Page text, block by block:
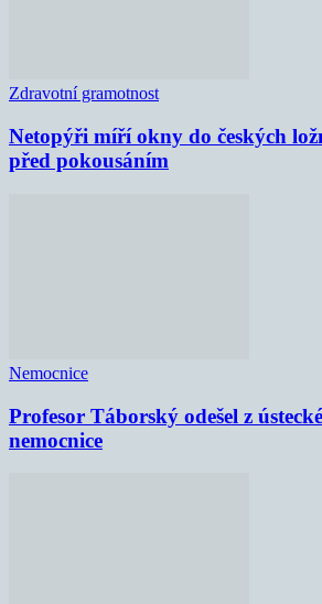
Zdravotní gramotnost
Netopýři míří okny do českých
před pokousáním
Nemocnice
Profesor Táborský odešel z
nemocnice